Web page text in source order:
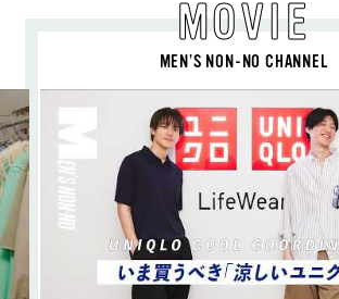
MOVIE
MEN’S NON-NO CHANNEL